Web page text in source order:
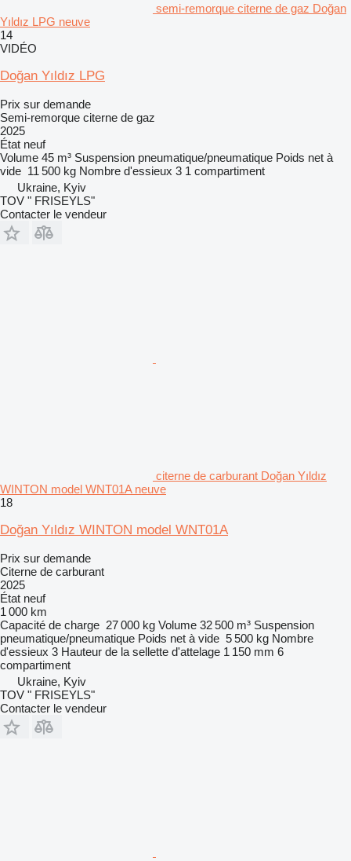
semi-remorque citerne de gaz Doğan
Yıldız LPG neuve
14
VIDÉO
Doğan Yıldız LPG
Prix sur demande
Semi-remorque citerne de gaz
2025
État neuf
Volume 45 m³ Suspension pneumatique/pneumatique Poids net à
vide 11 500 kg Nombre d'essieux 3 1 compartiment
Ukraine, Kyiv
TOV " FRISEYLS"
Contacter le vendeur
citerne de carburant Doğan Yıldız
WINTON model WNT01A neuve
18
Doğan Yıldız WINTON model WNT01A
Prix sur demande
Citerne de carburant
2025
État neuf
1 000 km
Capacité de charge 27 000 kg Volume 32 500 m³ Suspension
pneumatique/pneumatique Poids net à vide 5 500 kg Nombre
d'essieux 3 Hauteur de la sellette d'attelage 1 150 mm 6
compartiment
Ukraine, Kyiv
TOV " FRISEYLS"
Contacter le vendeur